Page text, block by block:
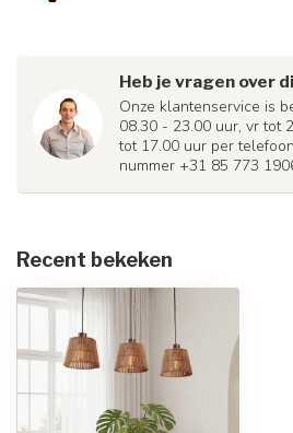
Heb je vragen over
Onze klantenservice is
08.30 - 23.00 uur, vr tot
tot 17.00 uur per
nummer +31 85 773
Recent bekeken